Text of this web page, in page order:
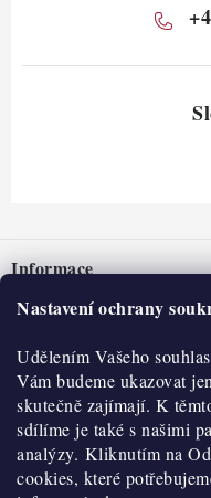
Nastavení ochrany
Udělením Vašeho
Vám budeme ukazovat
skutečně zajímají. K
sdílíme je také s našimi
analýzy. Kliknutím na
cookies, které
pInformace
Nepřevzetí zásilky na
Obchodní podmínky
Hodnocení obchodu
Blog
Moje objednávka
O nás
Historie
Kontakty
O nákupu
Reklamace a vratky
Výdejní místa